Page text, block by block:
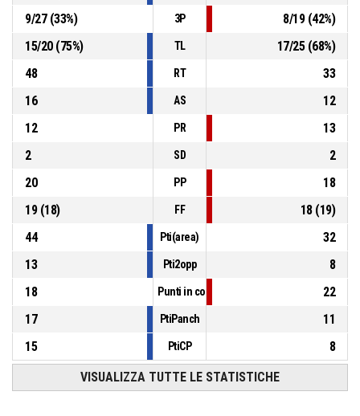
20, Volpato E. , Sostituzione - Entra P4 00:14
9/27(33%) 3P 8/19(42%)
15/20(75%) TL 17/25(68%)
48
RT
33
16
AS
12
12
PR
13
2
SD
2
20
PP
18
19(18) FF 18(19)
44
Pti(area)
32
13
Pti2opp
8
18
Punti in contropiede
22
17
PtiPanch
11
15
PtiCP 8
VISUALIZZA TUTTE LE STATISTICHE